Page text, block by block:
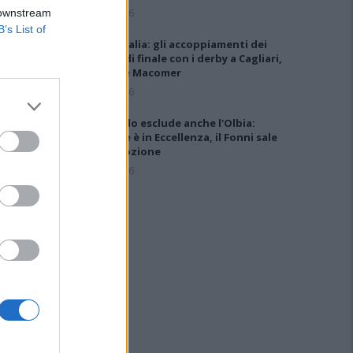
List of
5 Ago 2026
Coppa Italia: gli accoppiamenti dei
16esimi di finale con i derby a Cagliari,
Sassari e Macomer
5 Ago 2026
Il CR sardo esclude anche l'Olbia:
l'Usinese è in Eccellenza, il Fonni sale
in Promozione
5 Ago 2026